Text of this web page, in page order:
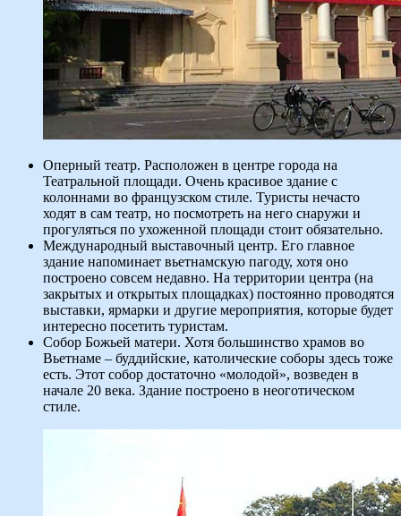
Оперный театр. Расположен в центре города на
Театральной площади. Очень красивое здание с
колоннами во французском стиле. Туристы нечасто
ходят в сам театр, но посмотреть на него снаружи и
прогуляться по ухоженной площади стоит обязательно.
Международный выставочный центр. Его главное
здание напоминает вьетнамскую пагоду, хотя оно
построено совсем недавно. На территории центра (на
закрытых и открытых площадках) постоянно проводятся
выставки, ярмарки и другие мероприятия, которые будет
интересно посетить туристам.
Собор Божьей матери. Хотя большинство храмов во
Вьетнаме – буддийские, католические соборы здесь тоже
есть. Этот собор достаточно «молодой», возведен в
начале 20 века. Здание построено в неоготическом
стиле.